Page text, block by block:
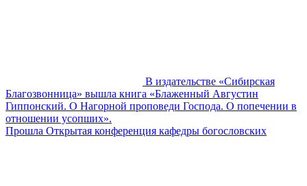
В издательстве «Сибирская
Благозвонница» вышла книга «Блаженный Августин
Гиппонский. О Нагорной проповеди Господа. О попечении в
отношении усопших».
Прошла Открытая конференция кафедры богословских